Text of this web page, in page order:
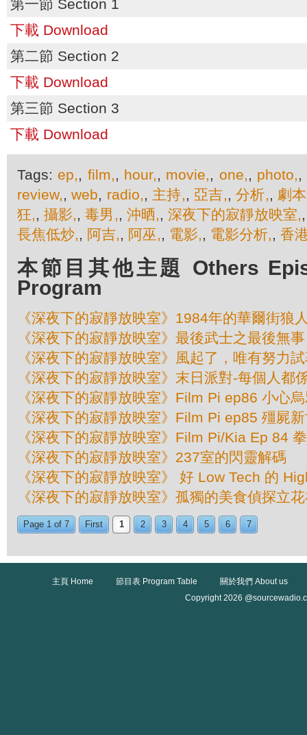
第一節 Section 1
下載 Download
第二節 Section 2
下載 Download
第三節 Section 3
下載 Download
Tags: ep,, film,, hour,, movie,, one,, photo,,
review,,web, radio,, 主持,, 亞吉,, 分析,, 劇
狂,,攝影,,毒男,, 沖晒,, 深夜下的寂靜放映室,
長焦低炒,, 阿吉,, 阿巫,, 電影,, 電影分析,, 香
本節目其他主題 Others
Program
《深夜下的寂靜放映室》1984年的華爾街狼
《深夜下的寂靜放映室》最後武士之最後無事
《深夜下的寂靜放映室》風起了，唯有努力
《深夜下的寂靜放映室》末日派對-每個人都
《深夜下的寂靜放映室》Film Pi ep86 小心
《深夜下的寂靜放映室》Film Pi ep85 殭屍
《深夜下的寂靜放映室》Film Pi/Kia Ep 84
《深夜下的寂靜放映室》237室的閃靈解碼
《深夜下的寂靜放映室》 好 Low Tech 的
《深夜下的寂靜放映室》孤獨的美食偵探立
Page 1 of 7 First 1 2 3 4 5 6 7
主頁 Home 節目表 Program Table
關於我們 About us
Copyright 2026